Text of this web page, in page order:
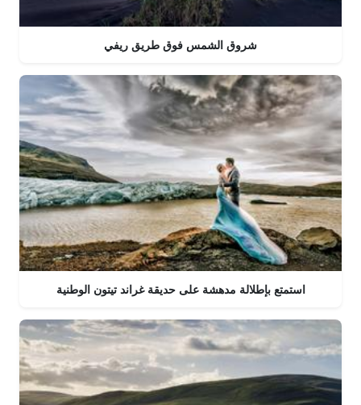
شروق الشمس فوق طريق ريفي
استمتع بإطلالة مدهشة على حديقة غراند تيتون الوطنية